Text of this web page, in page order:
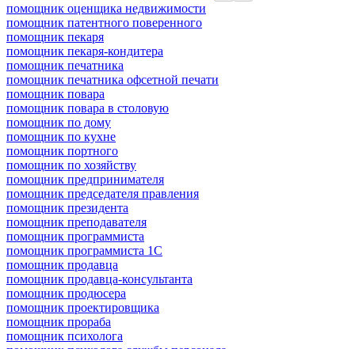
помощник оценщика недвижимости
помощник патентного поверенного
помощник пекаря
помощник пекаря-кондитера
помощник печатника
помощник печатника офсетной печати
помощник повара
помощник повара в столовую
помощник по дому
помощник по кухне
помощник портного
помощник по хозяйству
помощник предпринимателя
помощник председателя правления
помощник президента
помощник преподавателя
помощник программиста
помощник программиста 1С
помощник продавца
помощник продавца-консультанта
помощник продюсера
помощник проектировщика
помощник прораба
помощник психолога